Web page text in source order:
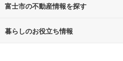
富士市の不動産情報を探す
不動産・住宅
暮らしのお役立ち情報